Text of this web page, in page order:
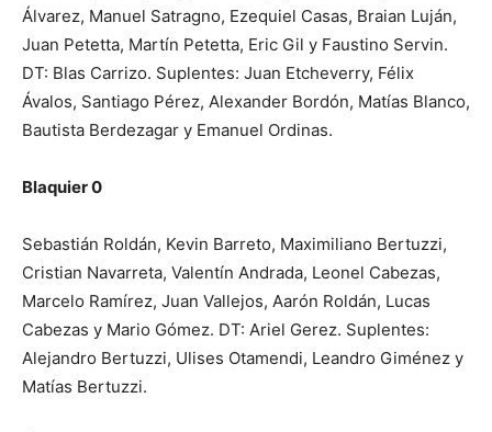
Álvarez, Manuel Satragno, Ezequiel Casas, Braian Luján,
Juan Petetta, Martín Petetta, Eric Gil y Faustino Servin.
DT: Blas Carrizo. Suplentes: Juan Etcheverry, Félix
Ávalos, Santiago Pérez, Alexander Bordón, Matías Blanco,
Bautista Berdezagar y Emanuel Ordinas.
Blaquier 0
Sebastián Roldán, Kevin Barreto, Maximiliano Bertuzzi,
Cristian Navarreta, Valentín Andrada, Leonel Cabezas,
Marcelo Ramírez, Juan Vallejos, Aarón Roldán, Lucas
Cabezas y Mario Gómez. DT: Ariel Gerez. Suplentes:
Alejandro Bertuzzi, Ulises Otamendi, Leandro Giménez y
Matías Bertuzzi.